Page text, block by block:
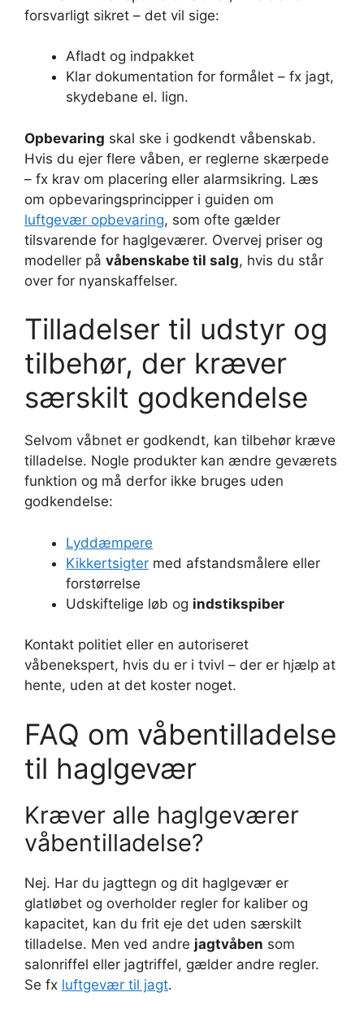
forsvarligt sikret – det vil sige:
Afladt og indpakket
Klar dokumentation for formålet – fx jagt,
skydebane el. lign.
Opbevaring skal ske i godkendt våbenskab.
Hvis du ejer flere våben, er reglerne skærpede
– fx krav om placering eller alarmsikring. Læs
om opbevaringsprincipper i guiden om
luftgevær opbevaring, som ofte gælder
tilsvarende for haglgeværer. Overvej priser og
modeller på våbenskabe til salg, hvis du står
over for nyanskaffelser.
Tilladelser til udstyr og
tilbehør, der kræver
særskilt godkendelse
Selvom våbnet er godkendt, kan tilbehør kræve
tilladelse. Nogle produkter kan ændre geværets
funktion og må derfor ikke bruges uden
godkendelse:
Lyddæmpere
Kikkertsigter med afstandsmålere eller
forstørrelse
Udskiftelige løb og indstikspiber
Kontakt politiet eller en autoriseret
våbenekspert, hvis du er i tvivl – der er hjælp at
hente, uden at det koster noget.
FAQ om våbentilladelse
til haglgevær
Kræver alle haglgeværer
våbentilladelse?
Nej. Har du jagttegn og dit haglgevær er
glatløbet og overholder regler for kaliber og
kapacitet, kan du frit eje det uden særskilt
tilladelse. Men ved andre jagtvåben som
salonriffel eller jagtriffel, gælder andre regler.
Se fx luftgevær til jagt.